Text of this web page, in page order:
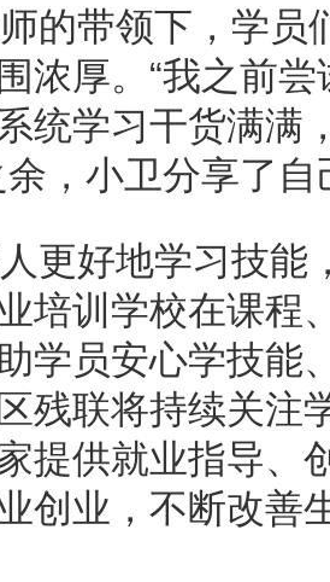
的带领下，学员
浓厚。“我之前
统学习干货满满
余，小卫分享了
更好地学习技能
培训学校在课程
学员安心学技能
残联将持续关注
提供就业指导、
创业，不断改善